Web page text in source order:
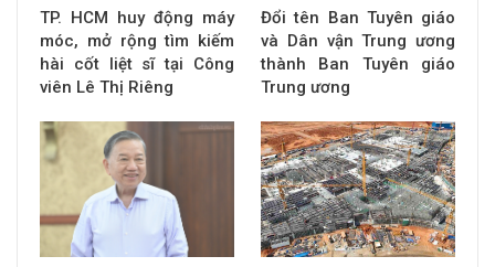
TP. HCM huy động máy
móc, mở rộng tìm kiếm
hài cốt liệt sĩ tại Công
viên Lê Thị Riêng
Đổi tên Ban Tuyên giáo
và Dân vận Trung ương
thành Ban Tuyên giáo
Trung ương